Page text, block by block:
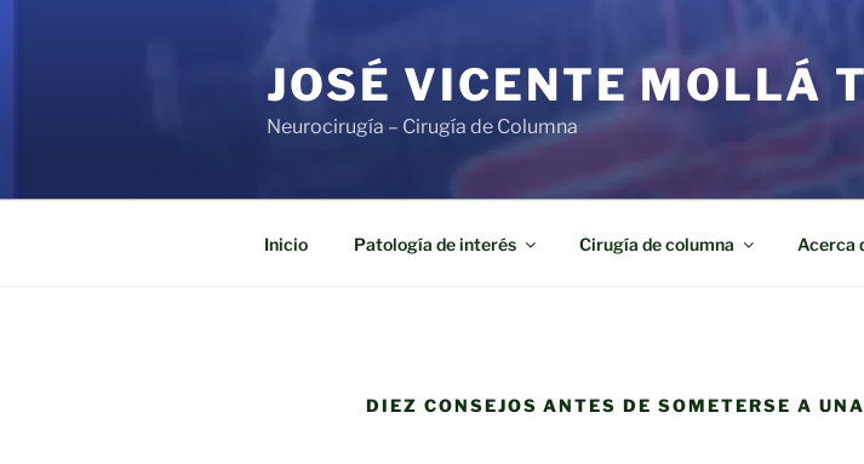
JOSÉ VICENTE MOLLÁ
Neurocirugía – Cirugía de Columna
Inicio Patología de interés Cirugía de columna Acerca
DIEZ CONSEJOS ANTES DE SOMETERSE A